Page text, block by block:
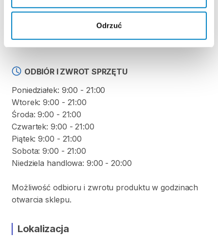
Odrzuć
KAUCJA
Nie pobieramy kaucji za wypożyczenie tego
produktu
ODBIÓR I ZWROT SPRZĘTU
Poniedziałek: 9:00 - 21:00
Wtorek: 9:00 - 21:00
Środa: 9:00 - 21:00
Czwartek: 9:00 - 21:00
Piątek: 9:00 - 21:00
Sobota: 9:00 - 21:00
Niedziela handlowa: 9:00 - 20:00
Możliwość odbioru i zwrotu produktu w godzinach
otwarcia sklepu.
Lokalizacja